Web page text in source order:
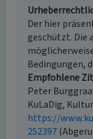
Der hier
geschützt. Die
Bedingungen,
Empfohlene
Peter
KuLaDig,
https://
252397